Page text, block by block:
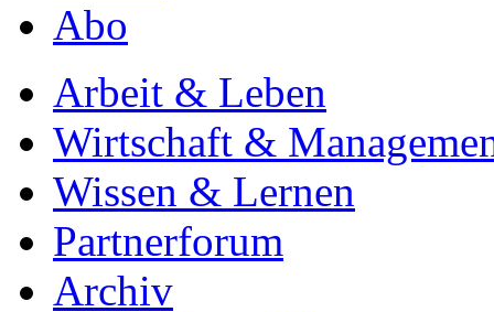
Abo
Arbeit & Leben
Wirtschaft &
Wissen & Lernen
Partnerforum
Archiv